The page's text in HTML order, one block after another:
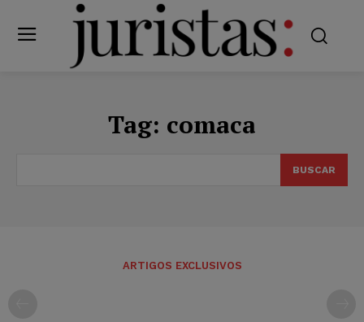
Tag: comaca
BUSCAR
ARTIGOS EXCLUSIVOS